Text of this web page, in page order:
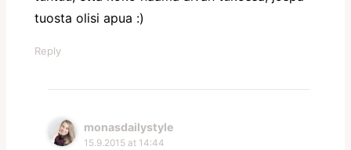
tuosta olisi apua :)
Reply
monasdailystyle
15.9.2015 at 14:44